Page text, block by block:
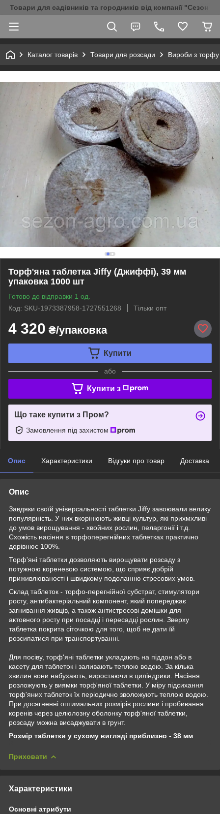
Товари для садівників та городників від компанії "Сезон
Каталог товарів Товари для розсади Вироби з торфу
Торф'яна таблетка Jiffy (Джиффі), 39 мм
упаковка 1000 шт
Готово до відправки 1 од.
Код: SKU-1973387958-1727551268
Тільки опт
4 320 ₴/упаковка
Купити
або
Купити з
Що таке купити з Пром?
Замовлення під захистом
Опис Характеристики Відгуки про товар Доставка
Опис
Завдяки своїй універсальності таблетки Jiffy завоювали велику
популярність. У них вкорінюють живці культур, які прихмхливі
до умов вирощування - хвойних рослин, пеларгонії і т.д.
Схожість насіння в торфоперегнійних таблетках практично
дорівнює 100%.
Торф'яні таблетки дозволяють вирощувати розсаду з
потужною кореневою системою, що сприяє добрій
приживлюваності і швидкому подоланню стресових умов.
Склад таблеток - торфо-перегнійної субстрат, стимулятори
росту, антибактеріальний компонент, який попереджає
загнивання живців, а також антистресові домішки для
актовного росту при посадці і пересадці рослин. Зверху
таблетка покрита сіточкою для того, щоб не дати їй
розсипатися при транспортуванні.
Для посіву, торф'яні таблетки укладають на піддон або в
касету для таблеток і заливають теплою водою. За кілька
хвилин вони набухають, виростаючи в циліндрики. Насіння
розложують у виямки торф'яної таблетки. У міру підсихання
торф'яних таблеток їх періодично зволожують теплою водою.
При досягненні оптимальних розмірів рослини і пробивання
коренів через целюлозну оболонку торф'яної таблетки,
розсаду можна висаджувати в грунт.
Розмір таблетки у сухому вигляді приблизно - 38 мм
Приховати
Характеристики
Основні атрибути